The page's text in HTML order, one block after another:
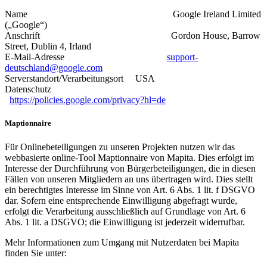
Name Google Ireland Limited
(„Google“)
Anschrift Gordon House, Barrow
Street, Dublin 4, Irland
E-Mail-Adresse support-
deutschland@google.com
Serverstandort/Verarbeitungsort USA
Datenschutz
https://policies.google.com/privacy?hl=de
Maptionnaire
Für Onlinebeteiligungen zu unseren Projekten nutzen wir das
webbasierte online-Tool Maptionnaire von Mapita. Dies erfolgt im
Interesse der Durchführung von Bürgerbeteiligungen, die in diesen
Fällen von unseren Mitgliedern an uns übertragen wird. Dies stellt
ein berechtigtes Interesse im Sinne von Art. 6 Abs. 1 lit. f DSGVO
dar. Sofern eine entsprechende Einwilligung abgefragt wurde,
erfolgt die Verarbeitung ausschließlich auf Grundlage von Art. 6
Abs. 1 lit. a DSGVO; die Einwilligung ist jederzeit widerrufbar.
Mehr Informationen zum Umgang mit Nutzerdaten bei Mapita
finden Sie unter: